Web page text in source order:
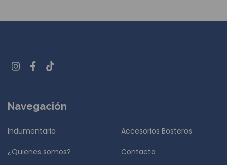
Navegación
Indumentaria Accesorios Bosteros
¿Quienes somos? Contacto